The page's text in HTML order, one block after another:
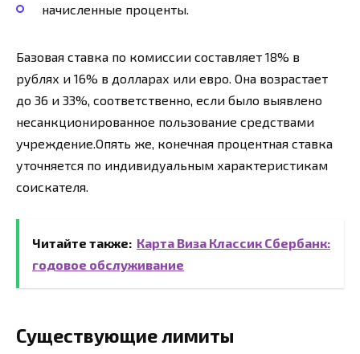
начисленные проценты.
Базовая ставка по комиссии составляет 18% в
рублях и 16% в долларах или евро. Она возрастает
до 36 и 33%, соответственно, если было выявлено
несанкционированное пользование средствами
учреждение.Опять же, конечная процентная ставка
уточняется по индивидуальным характеристикам
соискателя.
Читайте также: Карта Виза Классик Сбербанк:
годовое обслуживание
Существующие лимиты